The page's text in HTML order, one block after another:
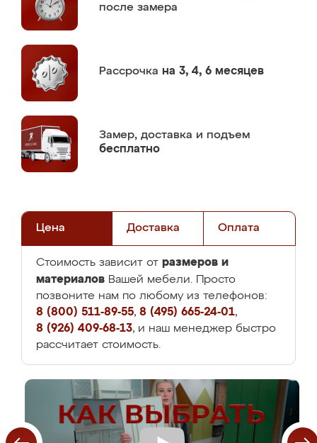
после замера
Рассрочка на 3, 4, 6 месяцев
Замер, доставка и подъем
бесплатно
Цена Доставка Оплата
Стоимость зависит от размеров и
материалов Вашей мебели. Просто
позвоните нам по любому из телефонов:
8 (800) 511-89-55, 8 (495) 665-24-01,
8 (926) 409-68-13, и наш менеджер быстро
рассчитает стоимость.